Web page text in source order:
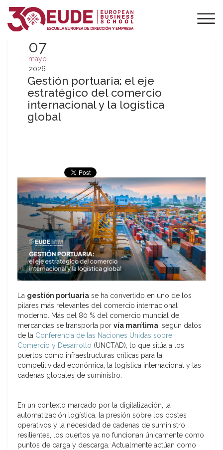
07
mayo
2026
Gestión portuaria: el eje
estratégico del comercio
internacional y la logística
global
La gestión portuaria se ha convertido en uno de los
pilares más relevantes del comercio internacional
moderno. Más del 80 % del comercio mundial de
mercancías se transporta por vía marítima, según datos
de la Conferencia de las Naciones Unidas sobre
Comercio y Desarrollo (UNCTAD), lo que sitúa a los
puertos como infraestructuras críticas para la
competitividad económica, la logística internacional y las
cadenas globales de suministro.
En un contexto marcado por la digitalización, la
automatización logística, la presión sobre los costes
operativos y la necesidad de cadenas de suministro
resilientes, los puertos ya no funcionan únicamente como
puntos de carga y descarga. Actualmente actúan como